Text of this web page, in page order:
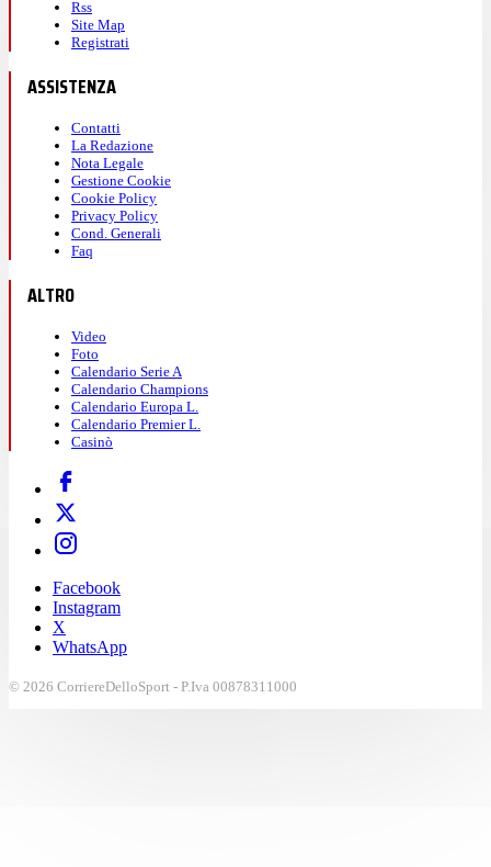
Rss
Site Map
Registrati
ASSISTENZA
Contatti
La Redazione
Nota Legale
Gestione Cookie
Cookie Policy
Privacy Policy
Cond. Generali
Faq
ALTRO
Video
Foto
Calendario Serie A
Calendario Champions
Calendario Europa L.
Calendario Premier L.
Casinò
Facebook
Instagram
X
WhatsApp
© 2026 CorriereDelloSport - P.Iva 00878311000